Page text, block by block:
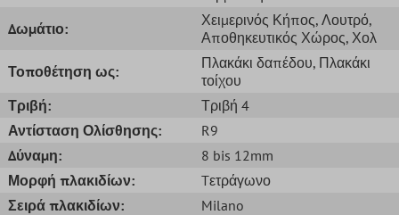
Δωμάτιο:
Χειμερινός Κήπος, Λουτρό,
Αποθηκευτικός Χώρος, Χολ
Τοποθέτηση ως:
Πλακάκι δαπέδου, Πλακάκι
τοίχου
Τριβή:
Τριβή 4
Αντίσταση Ολίσθησης:
R9
Δύναμη:
8 bis 12mm
Μορφή πλακιδίων:
Tετράγωνο
Σειρά πλακιδίων:
Milano